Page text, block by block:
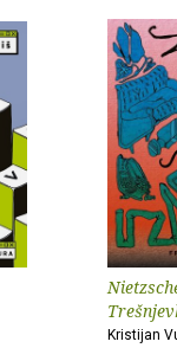
Kristijan